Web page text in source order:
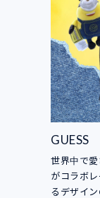
GUESS
世界中で愛
がコラボ
るデザイン